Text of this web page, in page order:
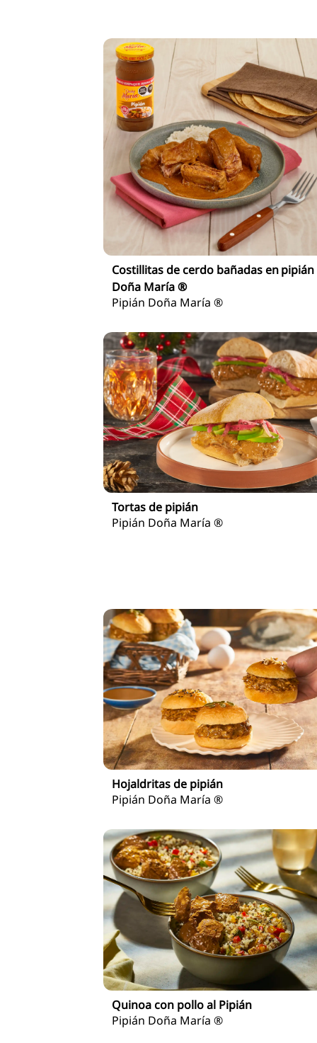
Costillitas de cerdo bañadas en pipián
Doña María ®
Pipián Doña María ®
Tortas de pipián
Pipián Doña María ®
Hojaldritas de pipián
Pipián Doña María ®
Quinoa con pollo al Pipián
Pipián Doña María ®